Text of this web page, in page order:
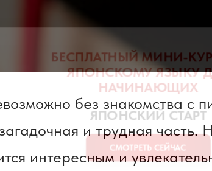
без знакомства с
и трудная часть.
интересным и
БЕСПЛАТНЫЙ МИНИ-